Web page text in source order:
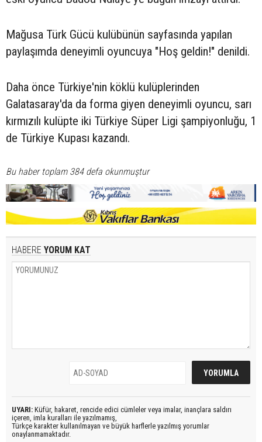
Mağusa Türk Gücü kulübünün sayfasında yapılan
paylaşımda deneyimli oyuncuya "Hoş geldin!" denildi.
Daha önce Türkiye'nin köklü kulüplerinden
Galatasaray'da da forma giyen deneyimli oyuncu, sarı
kırmızılı kulüpte iki Türkiye Süper Ligi şampiyonluğu, 1
de Türkiye Kupası kazandı.
Bu haber toplam 384 defa okunmuştur
HABERE YORUM KAT
UYARI: Küfür, hakaret, rencide edici cümleler veya imalar, inançlara saldırı
içeren, imla kuralları ile yazılmamış,
Türkçe karakter kullanılmayan ve büyük harflerle yazılmış yorumlar
onaylanmamaktadır.